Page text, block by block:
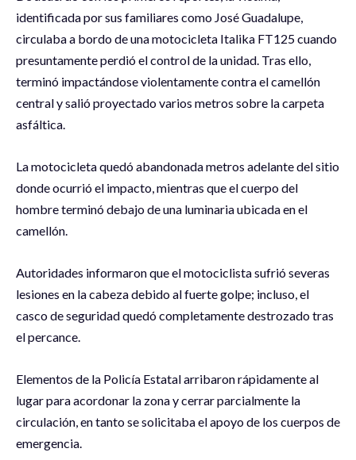
identificada por sus familiares como José Guadalupe,
circulaba a bordo de una motocicleta Italika FT125 cuando
presuntamente perdió el control de la unidad. Tras ello,
terminó impactándose violentamente contra el camellón
central y salió proyectado varios metros sobre la carpeta
asfáltica.
La motocicleta quedó abandonada metros adelante del sitio
donde ocurrió el impacto, mientras que el cuerpo del
hombre terminó debajo de una luminaria ubicada en el
camellón.
Autoridades informaron que el motociclista sufrió severas
lesiones en la cabeza debido al fuerte golpe; incluso, el
casco de seguridad quedó completamente destrozado tras
el percance.
Elementos de la Policía Estatal arribaron rápidamente al
lugar para acordonar la zona y cerrar parcialmente la
circulación, en tanto se solicitaba el apoyo de los cuerpos de
emergencia.